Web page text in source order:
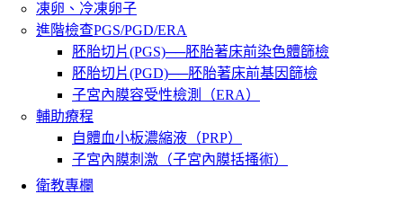
凍卵、冷凍卵子
進階檢查PGS/PGD/ERA
胚胎切片(PGS)──胚胎著床前染色體篩檢
胚胎切片(PGD)──胚胎著床前基因篩檢
子宮內膜容受性檢測（ERA）
輔助療程
自體血小板濃縮液（PRP）
子宮內膜刺激（子宮內膜括搔術）
衛教專欄